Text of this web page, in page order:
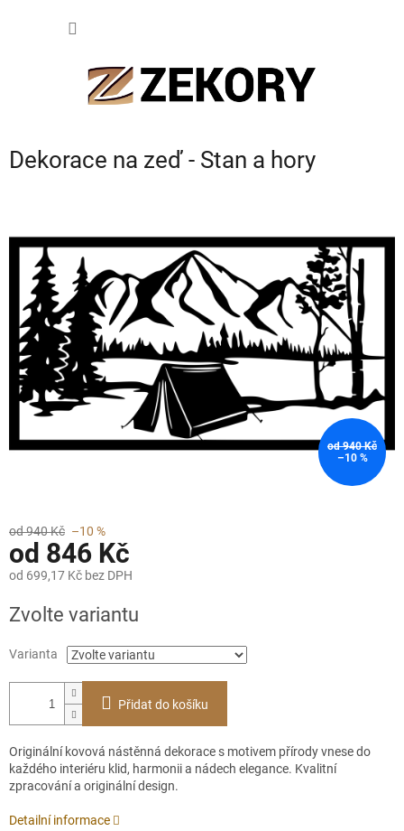
Dekorace na zeď - Stan a hory
od 940 Kč
–10 %
od 940 Kč –10 %
od 846 Kč
od 699,17 Kč bez DPH
cena:
Zvolte variantu
Varianta
Přidat do košíku
Originální kovová nástěnná dekorace s motivem přírody vnese do
každého interiéru klid, harmonii a nádech elegance. Kvalitní
zpracování a originální design.
Detailní informace